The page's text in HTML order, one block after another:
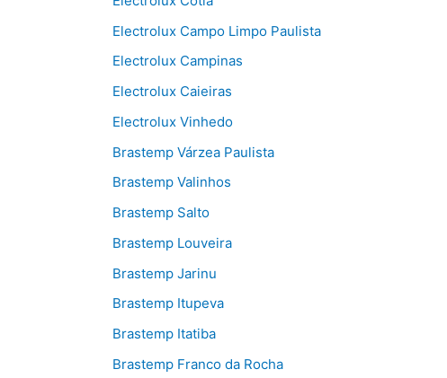
Electrolux Campo Limpo Paulista
Electrolux Campinas
Electrolux Caieiras
Electrolux Vinhedo
Brastemp Várzea Paulista
Brastemp Valinhos
Brastemp Salto
Brastemp Louveira
Brastemp Jarinu
Brastemp Itupeva
Brastemp Itatiba
Brastemp Franco da Rocha